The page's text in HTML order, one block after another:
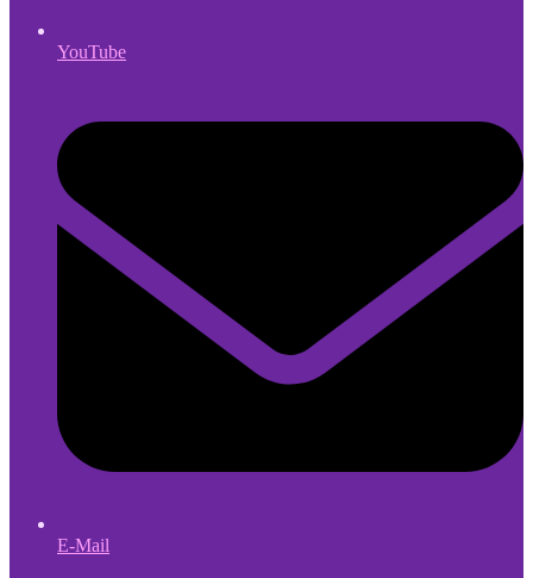
YouTube
E-Mail